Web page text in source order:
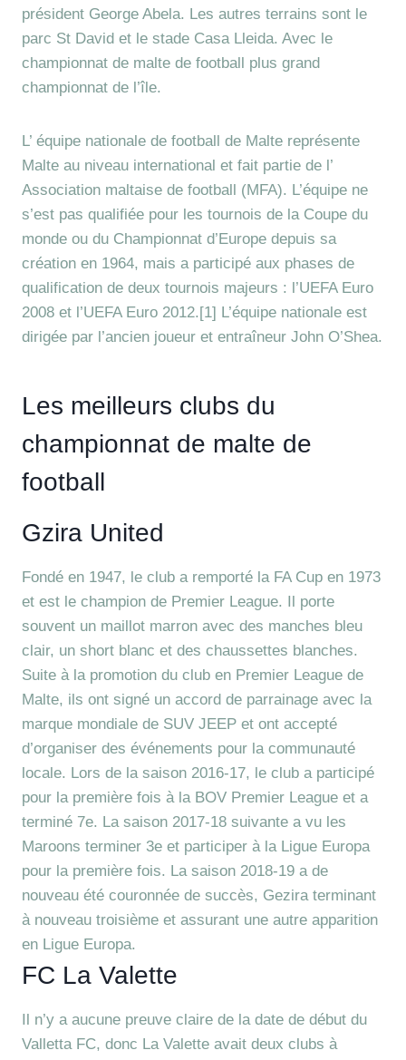
président George Abela. Les autres terrains sont le
parc St David et le stade Casa Lleida. Avec le
championnat de malte de football plus grand
championnat de l’île.
L’ équipe nationale de football de Malte représente
Malte au niveau international et fait partie de l’
Association maltaise de football (MFA). L’équipe ne
s’est pas qualifiée pour les tournois de la Coupe du
monde ou du Championnat d’Europe depuis sa
création en 1964, mais a participé aux phases de
qualification de deux tournois majeurs : l’UEFA Euro
2008 et l’UEFA Euro 2012.[1] L’équipe nationale est
dirigée par l’ancien joueur et entraîneur John O’Shea.
Les meilleurs clubs du
championnat de malte de
football
Gzira United
Fondé en 1947, le club a remporté la FA Cup en 1973
et est le champion de Premier League. Il porte
souvent un maillot marron avec des manches bleu
clair, un short blanc et des chaussettes blanches.
Suite à la promotion du club en Premier League de
Malte, ils ont signé un accord de parrainage avec la
marque mondiale de SUV JEEP et ont accepté
d’organiser des événements pour la communauté
locale. Lors de la saison 2016-17, le club a participé
pour la première fois à la BOV Premier League et a
terminé 7e. La saison 2017-18 suivante a vu les
Maroons terminer 3e et participer à la Ligue Europa
pour la première fois. La saison 2018-19 a de
nouveau été couronnée de succès, Gezira terminant
à nouveau troisième et assurant une autre apparition
en Ligue Europa.
FC La Valette
Il n’y a aucune preuve claire de la date de début du
Valletta FC, donc La Valette avait deux clubs à